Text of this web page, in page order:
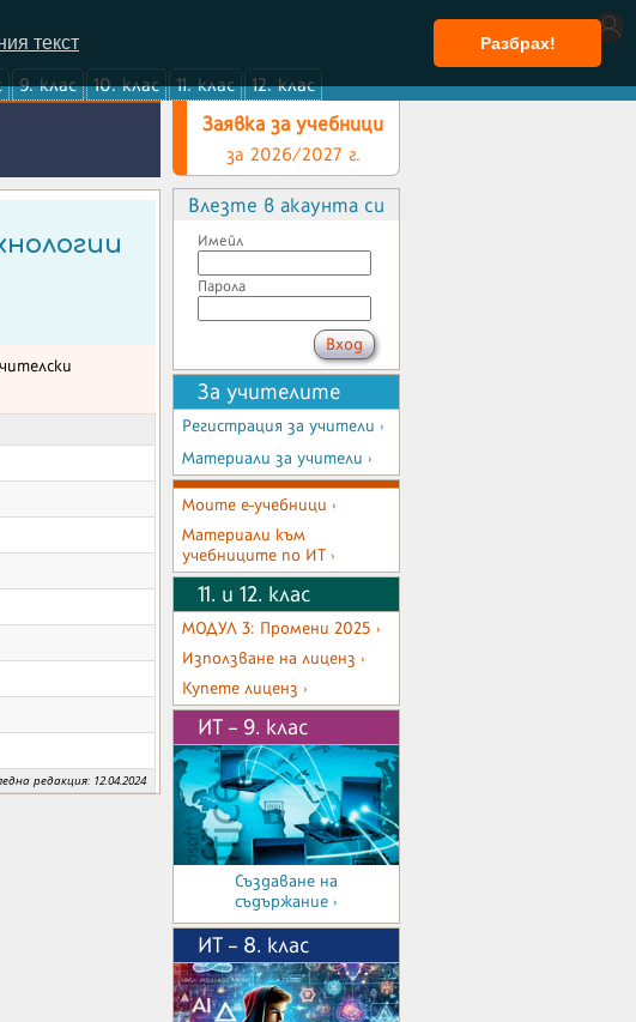
текст Разбрах!
9. клас 10. клас 11. клас 12. клас
редакция: 12.04.2024
Заявка за учебници
за 2026/2027 г.
Влезте в акаунта си
Имейл
Парола
За учителите
Регистрация за учители ›
Материали за учители ›
Моите е-учебници ›
Материали към
учебниците по ИТ ›
11. и 12. клас
МОДУЛ 3: Промени 2025 ›
Използване на лиценз ›
Купете лиценз ›
ИТ – 9. клас
Създаване на
съдържание ›
ИТ – 8. клас